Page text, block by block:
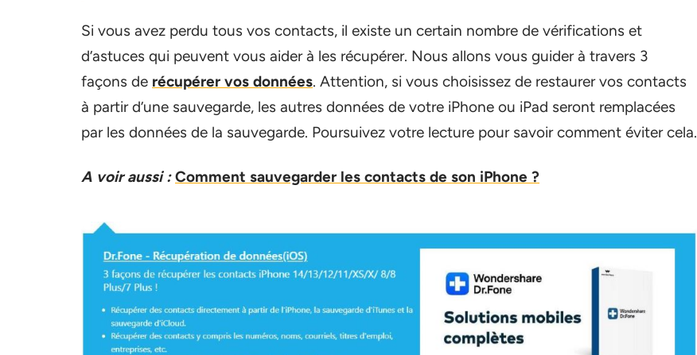
Si vous avez perdu tous vos contacts, il existe un certain nombre de vérifications et
d’astuces qui peuvent vous aider à les récupérer. Nous allons vous guider à travers 3
façons de récupérer vos données. Attention, si vous choisissez de restaurer vos contacts
à partir d’une sauvegarde, les autres données de votre iPhone ou iPad seront remplacées
par les données de la sauvegarde. Poursuivez votre lecture pour savoir comment éviter cela.
A voir aussi : Comment sauvegarder les contacts de son iPhone ?